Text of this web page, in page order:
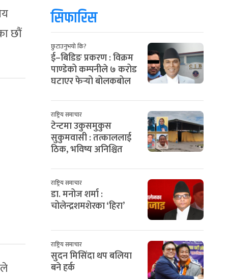
छौं
सिफारिस
छुटाउनुभयो कि?
ई–बिडिङ प्रकरण : विक्रम
पाण्डेको कम्पनीले ७ करोड
घटाएर फेर्‍यो बोलकबोल
राष्ट्रिय समाचार
टेन्टमा उकुसमुकुस
सुकुमवासी : तत्काललाई
ठिक, भविष्य अनिश्चित
राष्ट्रिय समाचार
डा. मनोज शर्मा :
चोलेन्द्रशमशेरका ‘हिरा’
राष्ट्रिय समाचार
सुदन मिसिंदा थप बलिया
बने हर्क